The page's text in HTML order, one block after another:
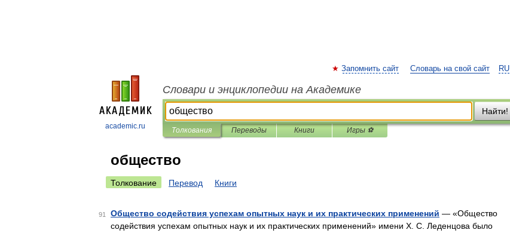
academic.ru
RU
Запомнить сайт Словарь на свой сайт
Словари и энциклопедии на Академике
Найти!
Толкования Переводы Книги Игры ⚽
общество
Толкование Перевод Книги
91 Общество содействия успехам опытных наук и их практических применений — «Общество
содействия успехам опытных наук и их практических применений» имени Х. С. Леденцова было